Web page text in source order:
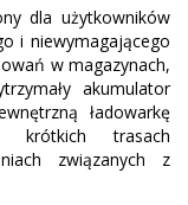
dla użytkowników
i niewymagającego
w magazynach,
akumulator
ładowarkę
krótkich trasach
związanych z